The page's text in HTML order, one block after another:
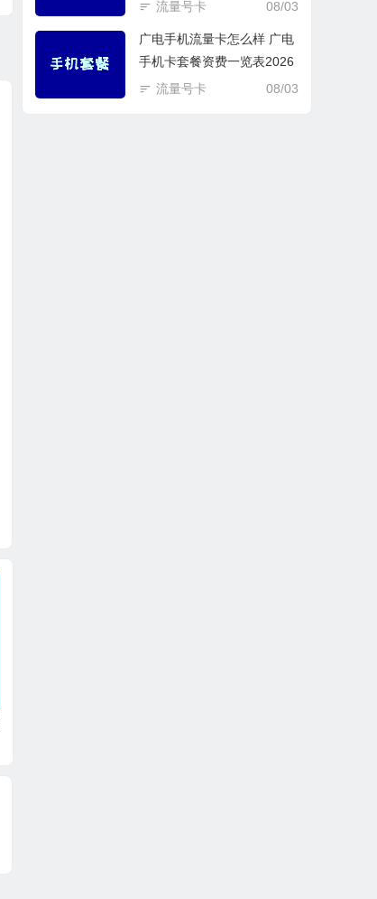
08/03
流量号卡
广电手机流量卡怎么样 广电
手机卡套餐资费一览表2026
08/03
流量号卡